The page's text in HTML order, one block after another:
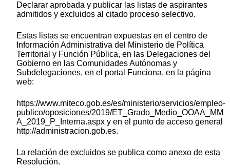
Declarar aprobada y publicar las listas de aspirantes
admitidos y excluidos al citado proceso selectivo.
Estas listas se encuentran expuestas en el centro de
Información Administrativa del Ministerio de Política
Territorial y Función Pública, en las Delegaciones del
Gobierno en las Comunidades Autónomas y
Subdelegaciones, en el portal Funciona, en la página
web:
https://www.miteco.gob.es/es/ministerio/servicios/empleo-
publico/oposiciones/2019/ET_Grado_Medio_OOAA_MM
A_2019_P_Interna.aspx y en el punto de acceso general
http://administracion.gob.es.
La relación de excluidos se publica como anexo de esta
Resolución.